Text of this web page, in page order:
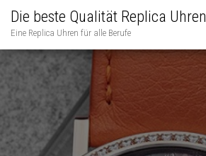
Die beste Qualität Replica Uhren
Eine Replica Uhren für alle Berufe